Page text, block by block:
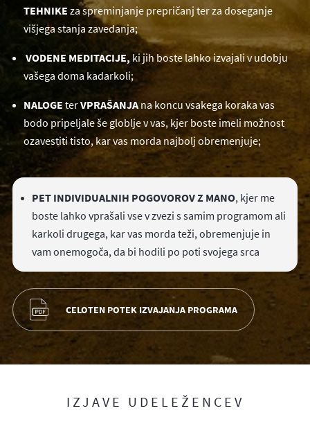
TEHNIKE za spreminjanje prepričanj ter za doseganje
višjega stanja zavedanja;
VODENE MEDITACIJE, ki jih boste lahko izvajali v udobju
vašega doma kadarkoli;
NALOGE terVPRAŠANJAna koncu vsakega koraka vas
bodo pripeljale še globlje v vas, kjer boste imeli možnost
ozavestiti tisto, kar vas morda najbolj obremenjuje;
PET INDIVIDUALNIH POGOVOROV Z MANO, kjer me
boste lahko vprašali vse v zvezi s samim programom ali
karkoli drugega, kar vas morda teži, obremenjuje in
vam onemogoča, da bi hodili po poti svojega srca
CELOTEN POTEK IZVAJANJA PROGRAMA
IZJAVE UDELEŽENCEV